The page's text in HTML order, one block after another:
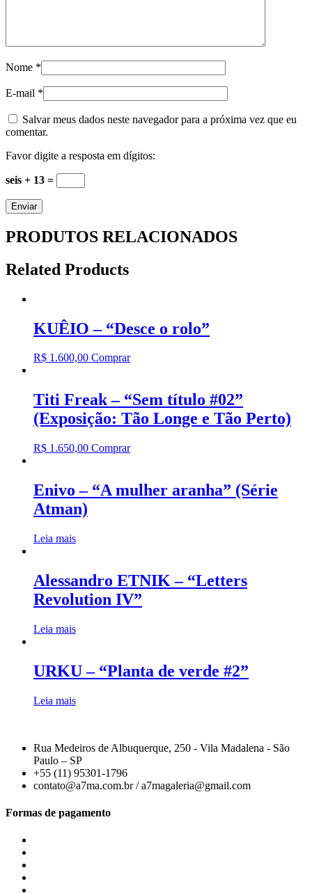
Nome *
E-mail *
Salvar meus dados neste navegador para a próxima vez que eu
comentar.
Favor digite a resposta em dígitos:
seis + 13 =
PRODUTOS RELACIONADOS
Related Products
KUÊIO – “Desce o rolo”
R$ 1.600,00 Comprar
Titi Freak – “Sem título #02”
(Exposição: Tão Longe e Tão Perto)
R$ 1.650,00 Comprar
Enivo – “A mulher aranha” (Série
Atman)
Leia mais
Alessandro ETNIK – “Letters
Revolution IV”
Leia mais
URKU – “Planta de verde #2”
Leia mais
Rua Medeiros de Albuquerque, 250 - Vila Madalena - São
Paulo – SP
+55 (11) 95301-1796
contato@a7ma.com.br / a7magaleria@gmail.com
Formas de pagamento